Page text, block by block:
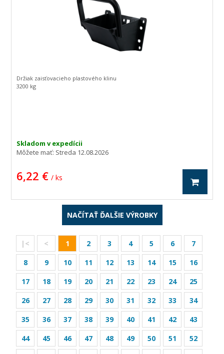
Skladom v expedícii
Môžete mať: Streda 12.08.2026
6,22 € / ks
Držiak zaisťovacieho plastového klinu
3200 kg
NAČÍTAŤ ĎALŠIE VÝROBKY
|< < 1 2 3 4 5 6
7
8
9 10 11 12 13 14 15
16
17
18 19 20 21 22 23 24
25
26
27 28 29 30 31 32 33
34
35
36 37 38 39 40 41 42
43
44
45 46 47 48 49 50 51
52